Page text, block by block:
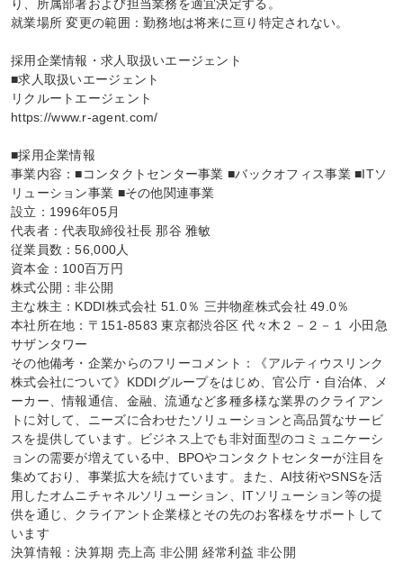
り、所属部署および担当業務を適宜決定する。
就業場所 変更の範囲：勤務地は将来に亘り特定されない。
採用企業情報・求人取扱いエージェント
■求人取扱いエージェント
リクルートエージェント
https://www.r-agent.com/
■採用企業情報
事業内容：■コンタクトセンター事業 ■バックオフィス事業 ■ITソ
リューション事業 ■その他関連事業
設立：1996年05月
代表者：代表取締役社長 那谷 雅敏
従業員数：56,000人
資本金：100百万円
株式公開：非公開
主な株主：KDDI株式会社 51.0％ 三井物産株式会社 49.0％
本社所在地：〒151-8583 東京都渋谷区 代々木２－２－１ 小田急
サザンタワー
その他備考・企業からのフリーコメント：《アルティウスリンク
株式会社について》KDDIグループをはじめ、官公庁・自治体、メ
ーカー、情報通信、金融、流通など多種多様な業界のクライアン
トに対して、ニーズに合わせたソリューションと高品質なサービ
スを提供しています。ビジネス上でも非対面型のコミュニケーシ
ョンの需要が増えている中、BPOやコンタクトセンターが注目を
集めており、事業拡大を続けています。また、AI技術やSNSを活
用したオムニチャネルソリューション、ITソリューション等の提
供を通じ、クライアント企業様とその先のお客様をサポートして
います
決算情報：決算期 売上高 非公開 経常利益 非公開